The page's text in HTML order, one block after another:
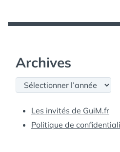
Archives
Archives
Les invités de GuiM.fr
Politique de